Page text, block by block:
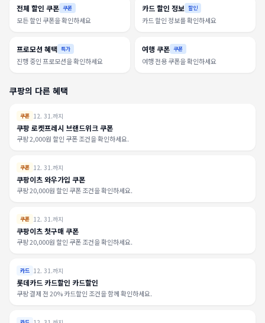
전체 할인 쿠폰 쿠폰
모든 할인 쿠폰을 확인하세요
카드 할인 정보 할인
카드 할인 정보를 확인하세요
프로모션 혜택 특가
진행 중인 프로모션을 확인하세요
여행 쿠폰 쿠폰
여행 전용 쿠폰을 확인하세요
쿠팡의 다른 혜택
쿠폰 12. 31.까지
쿠팡 로켓프레시 브랜드위크 쿠폰
쿠팡 2,000원 할인 쿠폰 조건을 확인하세요.
쿠폰 12. 31.까지
쿠팡이츠 와우가입 쿠폰
쿠팡 20,000원 할인 쿠폰 조건을 확인하세요.
쿠폰 12. 31.까지
쿠팡이츠 첫구매 쿠폰
쿠팡 20,000원 할인 쿠폰 조건을 확인하세요.
카드 12. 31.까지
롯데카드 카드할인 카드할인
쿠팡 결제 전 20% 카드할인 조건을 함께 확인하세요.